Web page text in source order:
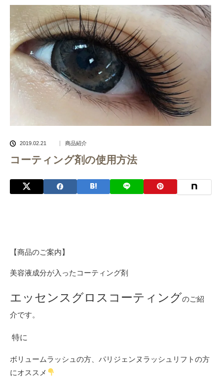
2019.02.21 商品紹介
コーティング剤の使用方法
【商品のご案内】
美容液成分が入ったコーティング剤
エッセンスグロスコーティングのご紹
介です。
特に
ボリュームラッシュの方、パリジェンヌラッシュリフトの方
にオススメ